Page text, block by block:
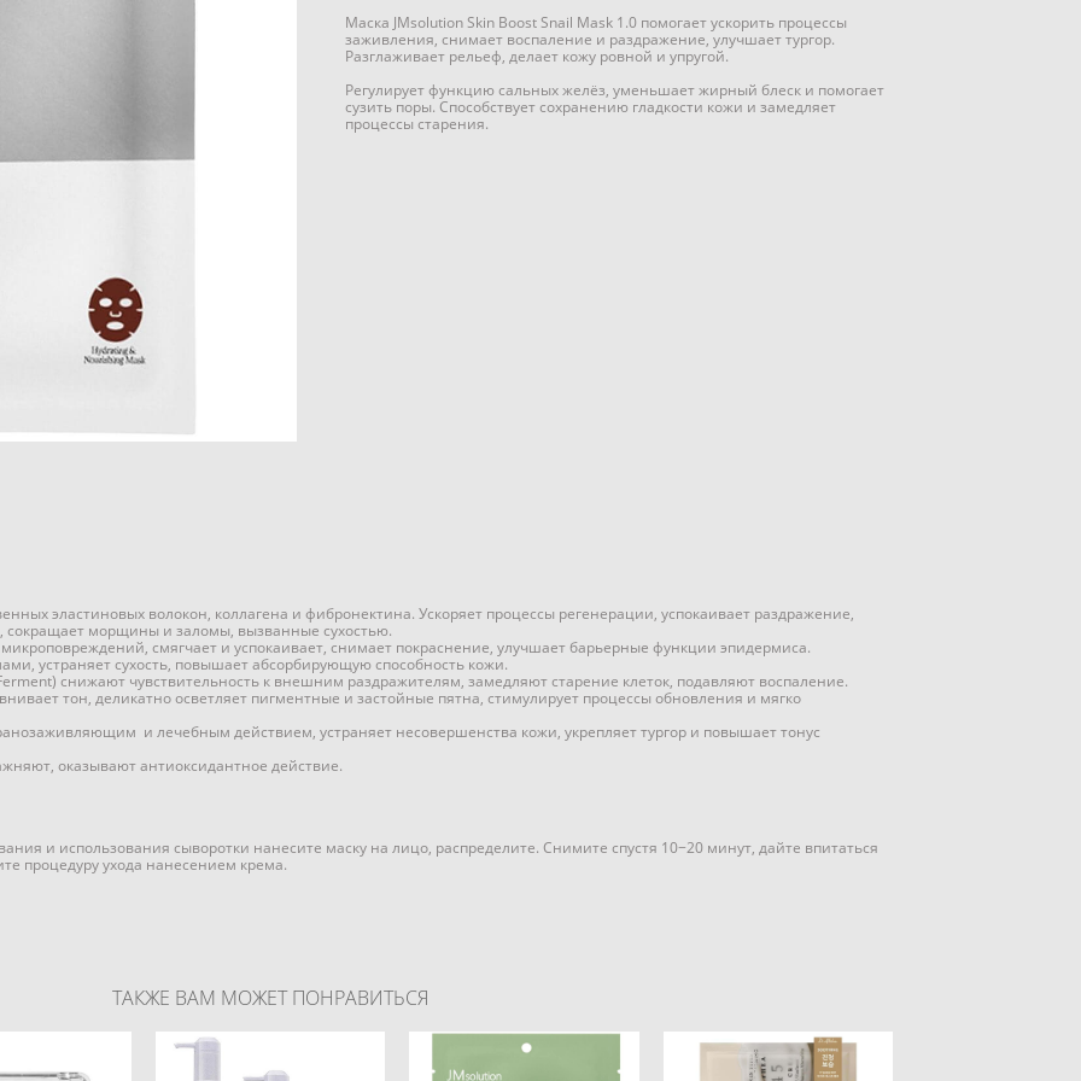
Маска JMsolution Skin Boost Snail Mask 1.0 помогает ускорить процессы
заживления, снимает воспаление и раздражение, улучшает тургор.
Разглаживает рельеф, делает кожу ровной и упругой.
Регулирует функцию сальных желёз, уменьшает жирный блеск и помогает
сузить поры. Способствует сохранению гладкости кожи и замедляет
процессы старения.
эластиновых волокон, коллагена и фибронектина. Ускоряет процессы регенерации, успокаивает раздражение,
сокращает морщины и заломы, вызванные сухостью.
смягчает и успокаивает, снимает покраснение, улучшает барьерные функции эпидермиса.
устраняет сухость, повышает абсорбирующую способность кожи.
снижают чувствительность к внешним раздражителям, замедляют старение клеток, подавляют воспаление.
тон, деликатно осветляет пигментные и застойные пятна, стимулирует процессы обновления и мягко
и лечебным действием, устраняет несовершенства кожи, укрепляет тургор и повышает тонус
оказывают антиоксидантное действие.
и использования сыворотки нанесите маску на лицо, распределите. Снимите спустя 10−20 минут, дайте впитаться
процедуру ухода нанесением крема.
ТАКЖЕ ВАМ МОЖЕТ ПОНРАВИТЬСЯ